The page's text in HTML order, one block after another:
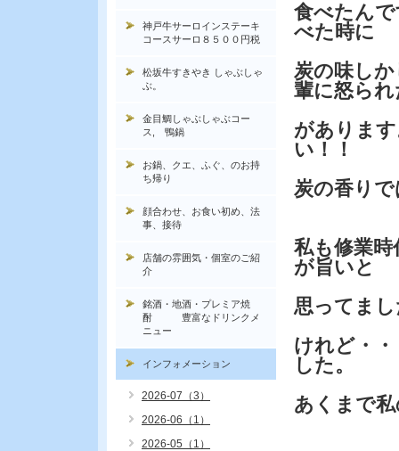
食べたん
べた時に
炭の味し
輩に怒ら
がありま
い！！
炭の香り
私も修業
が旨いと
思ってま
けれど・
した。
あくまで
神戸牛サーロインステーキ
コースサーロ８５００円税
松坂牛すきやき しゃぶしゃ
ぶ。
金目鯛しゃぶしゃぶコー
ス, 鴨鍋
お鍋、クエ、ふぐ、のお持
ち帰り
顔合わせ、お食い初め、法
事、接待
店舗の雰囲気・個室のご紹
介
銘酒・地酒・プレミア焼
酎 豊富なドリンクメ
ニュー
インフォメーション
2026-07（3）
2026-06（1）
2026-05（1）